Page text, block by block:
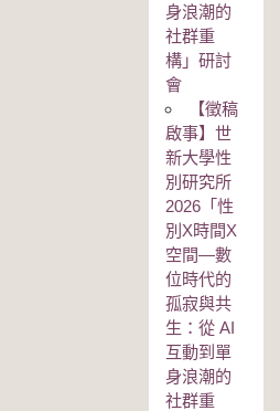
身浪潮的
社群重
構」研討
會
【徵稿
啟事】世
新大學性
別研究所
2026「性
別Χ時間Χ
空間—數
位時代的
孤寂與共
生：從 AI
互動到單
身浪潮的
社群重